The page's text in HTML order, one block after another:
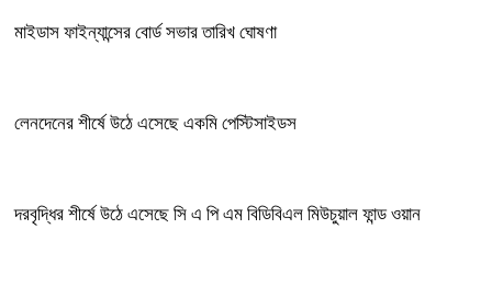
মাইডাস ফাইন্যান্সের বোর্ড সভার তারিখ ঘোষণা
লেনদেনের শীর্ষে উঠে এসেছে একমি পেস্টিসাইডস
দরবৃদ্ধির শীর্ষে উঠে এসেছে সি এ পি এম বিডিবিএল মিউচুয়াল ফান্ড ওয়ান